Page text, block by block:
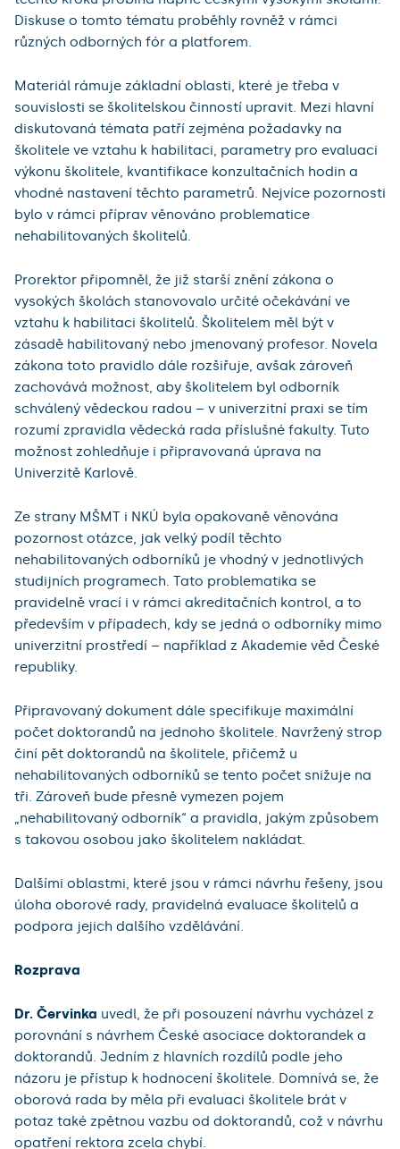
Diskuse o tomto tématu proběhly rovněž v rámci
různých odborných fór a platforem.
Materiál rámuje základní oblasti, které je třeba v
souvislosti se školitelskou činností upravit. Mezi hlavní
diskutovaná témata patří zejména požadavky na
školitele ve vztahu k habilitaci, parametry pro evaluaci
výkonu školitele, kvantifikace konzultačních hodin a
vhodné nastavení těchto parametrů. Nejvíce pozornosti
bylo v rámci příprav věnováno problematice
nehabilitovaných školitelů.
Prorektor připomněl, že již starší znění zákona o
vysokých školách stanovovalo určité očekávání ve
vztahu k habilitaci školitelů. Školitelem měl být v
zásadě habilitovaný nebo jmenovaný profesor. Novela
zákona toto pravidlo dále rozšiřuje, avšak zároveň
zachovává možnost, aby školitelem byl odborník
schválený vědeckou radou – v univerzitní praxi se tím
rozumí zpravidla vědecká rada příslušné fakulty. Tuto
možnost zohledňuje i připravovaná úprava na
Univerzitě Karlově.
Ze strany MŠMT i NKÚ byla opakovaně věnována
pozornost otázce, jak velký podíl těchto
nehabilitovaných odborníků je vhodný v jednotlivých
studijních programech. Tato problematika se
pravidelně vrací i v rámci akreditačních kontrol, a to
především v případech, kdy se jedná o odborníky mimo
univerzitní prostředí – například z Akademie věd České
republiky.
Připravovaný dokument dále specifikuje maximální
počet doktorandů na jednoho školitele. Navržený strop
činí pět doktorandů na školitele, přičemž u
nehabilitovaných odborníků se tento počet snižuje na
tři. Zároveň bude přesně vymezen pojem
„nehabilitovaný odborník“ a pravidla, jakým způsobem
s takovou osobou jako školitelem nakládat.
Dalšími oblastmi, které jsou v rámci návrhu řešeny, jsou
úloha oborové rady, pravidelná evaluace školitelů a
podpora jejich dalšího vzdělávání.
Rozprava
Dr. Červinka uvedl, že při posouzení návrhu vycházel z
porovnání s návrhem České asociace doktorandek a
doktorandů. Jedním z hlavních rozdílů podle jeho
názoru je přístup k hodnocení školitele. Domnívá se, že
oborová rada by měla při evaluaci školitele brát v
potaz také zpětnou vazbu od doktorandů, což v návrhu
opatření rektora zcela chybí.